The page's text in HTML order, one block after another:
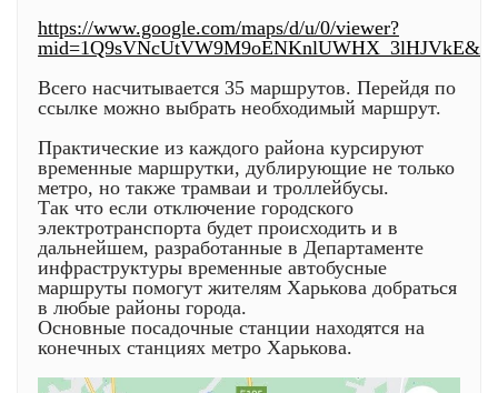
https://www.google.com/maps/d/u/0/viewer?
Всего насчитывается 35 маршрутов. Перейдя по
ссылке можно выбрать необходимый маршрут.
Практические из каждого района курсируют
временные маршрутки, дублирующие не только
метро, но также трамваи и троллейбусы.
Так что если отключение городского
электротранспорта будет происходить и в
дальнейшем, разработанные в Департаменте
инфраструктуры временные автобусные
маршруты помогут жителям Харькова добраться
в любые районы города.
Основные посадочные станции находятся на
конечных станциях метро Харькова.